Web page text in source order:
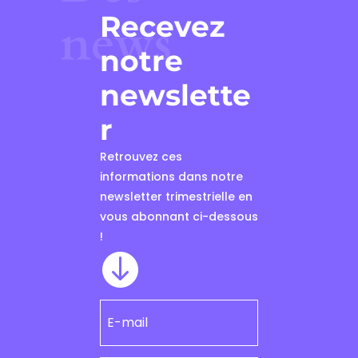
news
Recevez
notre
newslette
r
Retrouvez ces
informations dans notre
newsletter trimestrielle en
vous abonnant ci-dessous
!
